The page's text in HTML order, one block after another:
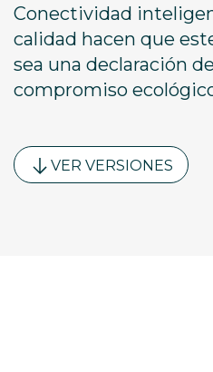
Conectividad
calidad hacen que
sea una declaración
compromiso
VER VERSIONES